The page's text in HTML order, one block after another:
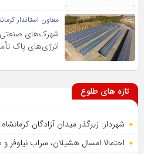
معاون استاندار
شهرک‌های صنعتی
انرژی‌های پاک
تازه های طلوع
شهردار: زیرگذر میدان آزادگان
احتمالا امسال هشیلان، سراب